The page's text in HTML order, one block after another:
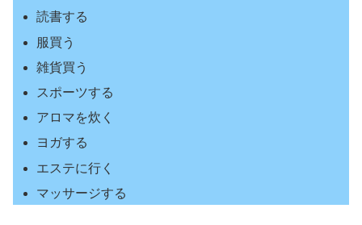
読書する
服買う
雑貨買う
スポーツする
アロマを炊く
ヨガする
エステに行く
マッサージする